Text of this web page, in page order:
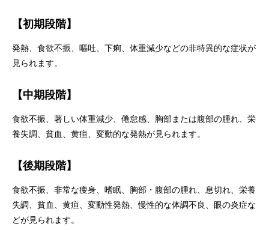
【初期段階】
発熱、食欲不振、嘔吐、下痢、体重減少などの非特異的な症状が
見られます。
【中期段階】
食欲不振、著しい体重減少、倦怠感、胸部または腹部の腫れ、栄
養失調、貧血、黄疸、変動的な発熱が見られます。
【後期段階】
食欲不振、非常な痩身、嗜眠、胸部・腹部の腫れ、息切れ、栄養
失調、貧血、黄疸、変動性発熱、慢性的な体調不良、眼の炎症な
どが見られます。